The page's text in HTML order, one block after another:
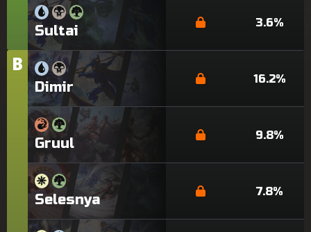
Sultai 3.6%
梯
B
Dimir 16.2%
Gruul 9.8%
Selesnya 7.8%